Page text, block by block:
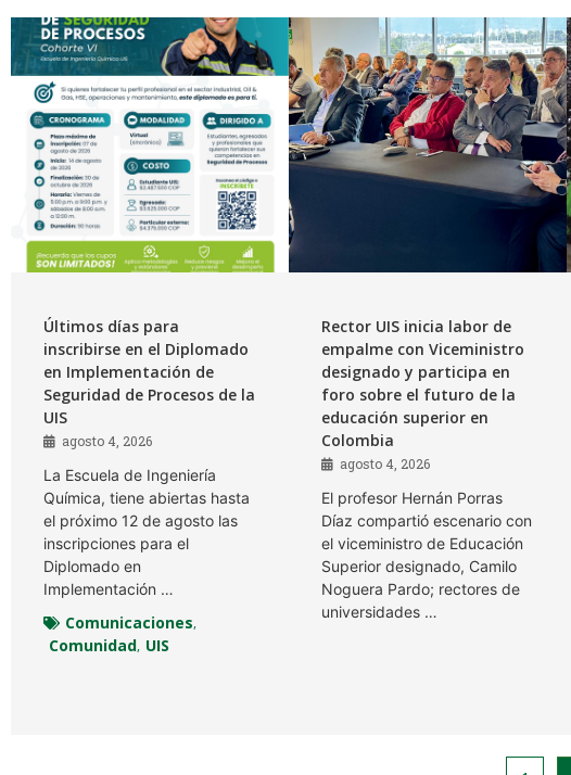
Últimos días para
inscribirse en el Diplomado
en Implementación de
Seguridad de Procesos de la
UIS
agosto 4, 2026
La Escuela de Ingeniería
Química, tiene abiertas hasta
el próximo 12 de agosto las
inscripciones para el
Diplomado en
Implementación …
Comunicaciones,
Comunidad, UIS
Rector UIS inicia labor de
empalme con Viceministro
designado y participa en
foro sobre el futuro de la
educación superior en
Colombia
agosto 4, 2026
El profesor Hernán Porras
Díaz compartió escenario con
el viceministro de Educación
Superior designado, Camilo
Noguera Pardo; rectores de
universidades …